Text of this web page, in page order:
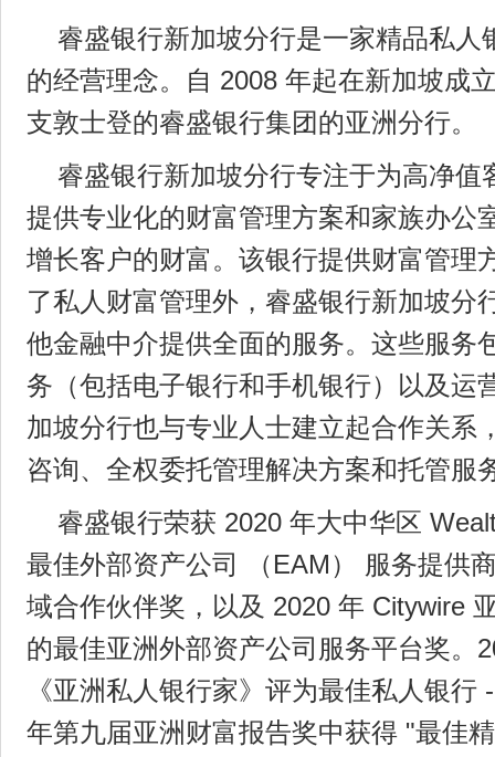
睿盛银行新加坡分行是一家精品私人
的经营理念。自 2008 年起在新加坡成
支敦士登的睿盛银行集团的亚洲分行。
睿盛银行新加坡分行专注于为高净值
提供专业化的财富管理方案和家族办公
增长客户的财富。该银行提供财富管理
了私人财富管理外，睿盛银行新加坡分
他金融中介提供全面的服务。这些服务
务（包括电子银行和手机银行）以及运
加坡分行也与专业人士建立起合作关系
咨询、全权委托管理解决方案和托管服
睿盛银行荣获 2020 年大中华区
最佳外部资产公司 （EAM） 服务提供
域合作伙伴奖，以及 2020 年 Citywire
的最佳亚洲外部资产公司服务平台奖。
《亚洲私人银行家》评为最佳私人银行
年第九届亚洲财富报告奖中获得 "最佳